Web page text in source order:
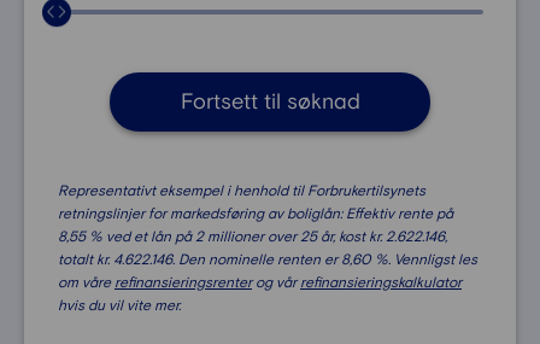
Fortsett til søknad
Representativt eksempel i henhold til Forbrukertilsynets
retningslinjer for markedsføring av boliglån: Effektiv rente på
8,55 % ved et lån på 2 millioner over 25 år, kost kr. 2.622.146,
totalt kr. 4.622.146. Den nominelle renten er 8,60 %. Vennligst les
om våre refinansieringsrenterog vårrefinansieringskalkulator
hvis du vil vite mer.